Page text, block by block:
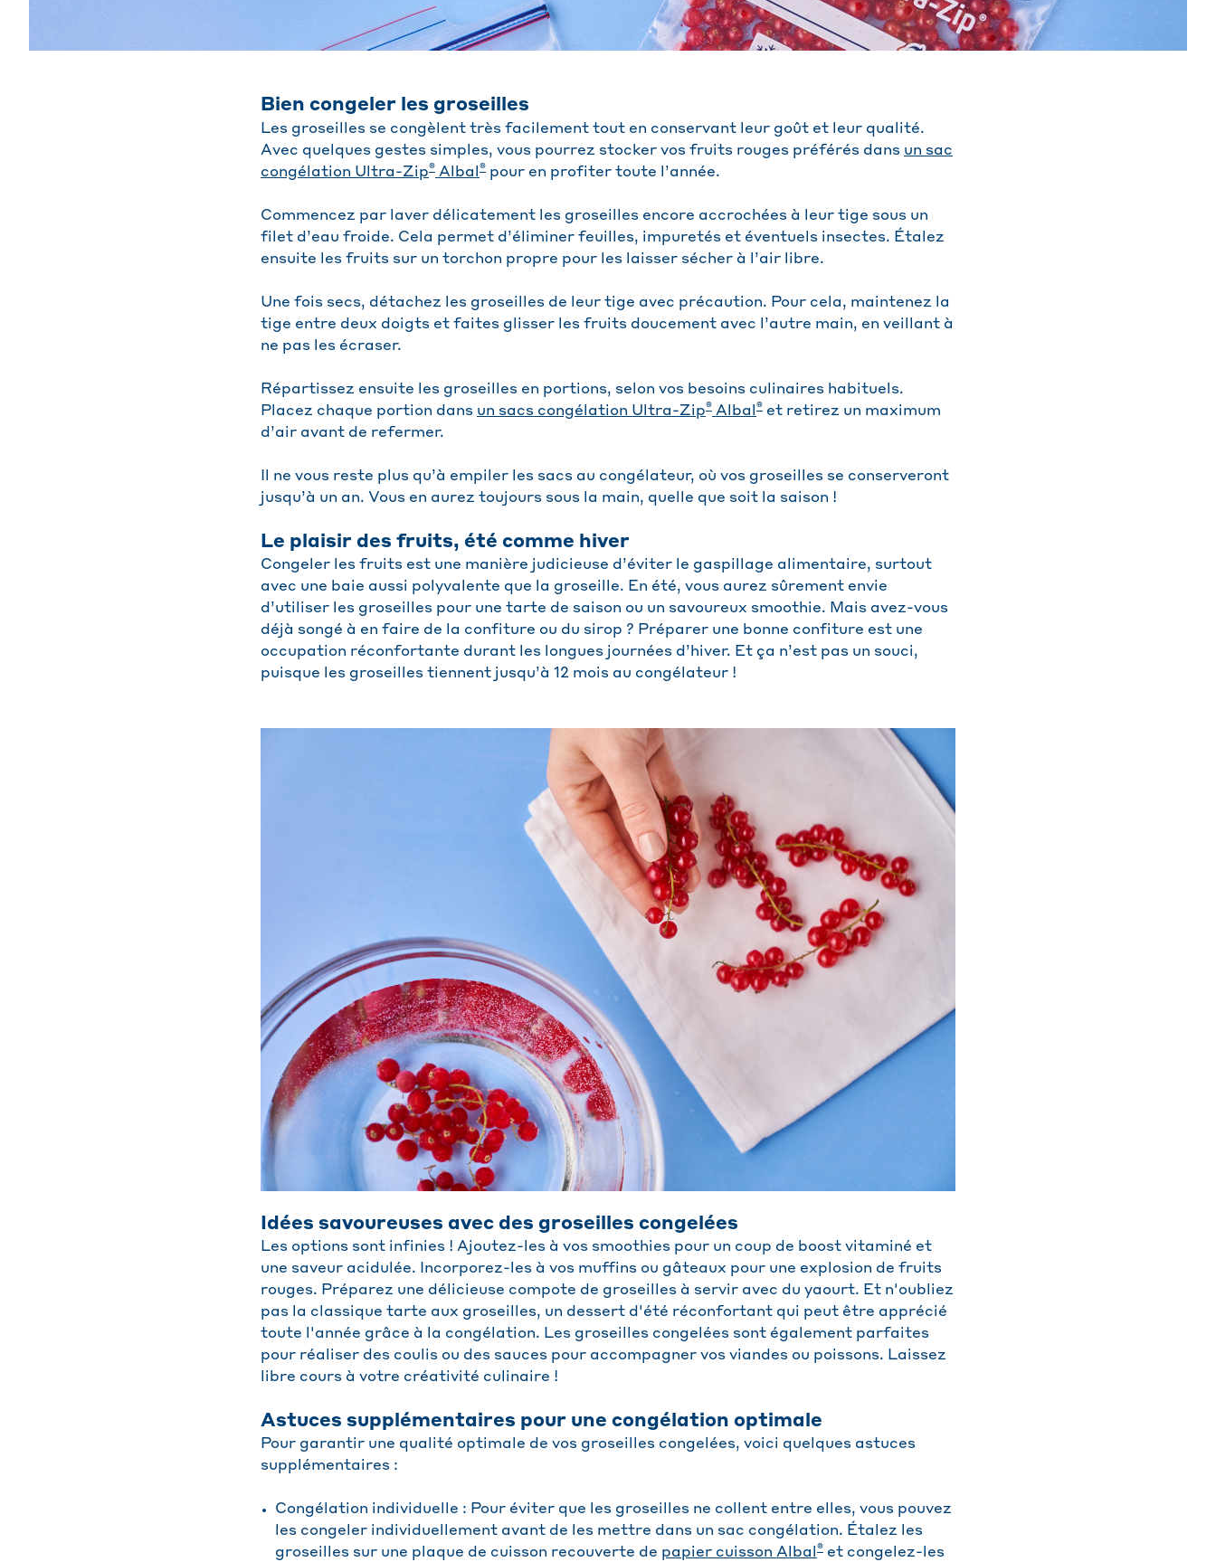
Bien congeler les groseilles
Les groseilles se congèlent très facilement tout en conservant leur goût et leur qualité.
Avec quelques gestes simples, vous pourrez stocker vos fruits rouges préférés dans un sac
congélation Ultra-Zip® Albal ® pour en profiter toute l’année.
Commencez par laver délicatement les groseilles encore accrochées à leur tige sous un
filet d’eau froide. Cela permet d’éliminer feuilles, impuretés et éventuels insectes. Étalez
ensuite les fruits sur un torchon propre pour les laisser sécher à l’air libre.
Une fois secs, détachez les groseilles de leur tige avec précaution. Pour cela, maintenez la
tige entre deux doigts et faites glisser les fruits doucement avec l’autre main, en veillant à
ne pas les écraser.
Répartissez ensuite les groseilles en portions, selon vos besoins culinaires habituels.
Placez chaque portion dans un sacs congélation Ultra-Zip® Albal ® et retirez un maximum
d’air avant de refermer.
Il ne vous reste plus qu’à empiler les sacs au congélateur, où vos groseilles se conserveront
jusqu’à un an. Vous en aurez toujours sous la main, quelle que soit la saison !
Le plaisir des fruits, été comme hiver
Congeler les fruits est une manière judicieuse d’éviter le gaspillage alimentaire, surtout
avec une baie aussi polyvalente que la groseille. En été, vous aurez sûrement envie
d’utiliser les groseilles pour une tarte de saison ou un savoureux smoothie. Mais avez-vous
déjà songé à en faire de la confiture ou du sirop ? Préparer une bonne confiture est une
occupation réconfortante durant les longues journées d’hiver. Et ça n’est pas un souci,
puisque les groseilles tiennent jusqu’à 12 mois au congélateur !
Idées savoureuses avec des groseilles congelées
Les options sont infinies ! Ajoutez-les à vos smoothies pour un coup de boost vitaminé et
une saveur acidulée. Incorporez-les à vos muffins ou gâteaux pour une explosion de fruits
rouges. Préparez une délicieuse compote de groseilles à servir avec du yaourt. Et n'oubliez
pas la classique tarte aux groseilles, un dessert d'été réconfortant qui peut être apprécié
toute l'année grâce à la congélation. Les groseilles congelées sont également parfaites
pour réaliser des coulis ou des sauces pour accompagner vos viandes ou poissons. Laissez
libre cours à votre créativité culinaire !
Astuces supplémentaires pour une congélation optimale
Pour garantir une qualité optimale de vos groseilles congelées, voici quelques astuces
supplémentaires :
Congélation individuelle : Pour éviter que les groseilles ne collent entre elles, vous pouvez
les congeler individuellement avant de les mettre dans un sac congélation. Étalez les
groseilles sur une plaque de cuisson recouverte de papier cuisson Albal® et congelez-les